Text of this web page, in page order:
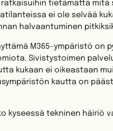
tietämättä mitä
ei ole selvää
halvaantuminen
M365-ympäristö on
Sivistystoimen
kukaan ei oikeastaan
kautta on
kyseessä tekninen häiriö